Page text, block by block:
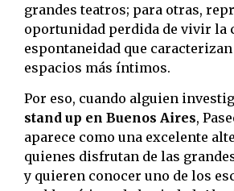
grandes teatros; para otras,
oportunidad perdida de vivir la
espontaneidad que
espacios más íntimos.
Por eso, cuando alguien
stand up en Buenos Aires,
aparece como una excelente
quienes disfrutan de las
y quieren conocer uno de los